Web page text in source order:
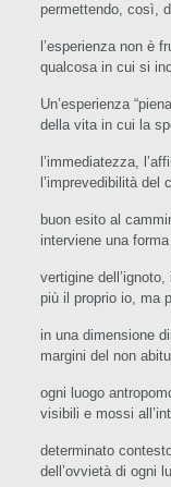
permettendo, così,
l’esperienza non è
qualcosa in cui si
Un’esperienza
della vita in cui la
l’immediatezza,
l’imprevedibilità del
buon esito al
interviene una
vertigine
più il proprio io, ma
in una dimensione
margini del non
ogni luogo
visibili e mossi
determinato
dell’ovvietà di ogni